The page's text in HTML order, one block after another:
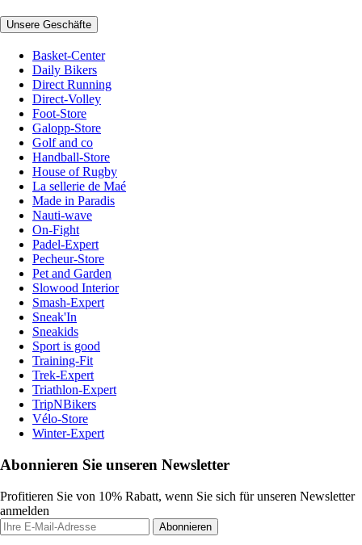
Unsere Geschäfte
Basket-Center
Daily Bikers
Direct Running
Direct-Volley
Foot-Store
Galopp-Store
Golf and co
Handball-Store
House of Rugby
La sellerie de Maé
Made in Paradis
Nauti-wave
On-Fight
Padel-Expert
Pecheur-Store
Pet and Garden
Slowood Interior
Smash-Expert
Sneak'In
Sneakids
Sport is good
Training-Fit
Trek-Expert
Triathlon-Expert
TripNBikers
Vélo-Store
Winter-Expert
Abonnieren Sie unseren Newsletter
Profitieren Sie von 10% Rabatt, wenn Sie sich für unseren Newsletter
anmelden
Abonnieren